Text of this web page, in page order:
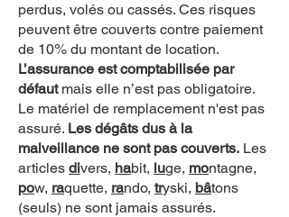
perdus, volés ou cassés. Ces risques
peuvent être couverts contre paiement
de 10% du montant de location.
L’assurance est comptabilisée par
défautmais elle n’est pas obligatoire.
Le matériel de remplacement n'est pas
assuré. Les dégâts dus à la
malveillance ne sont pas couverts. Les
articles divers, habit, luge, montagne,
pow, raquette, rando, tryski, bâtons
(seuls) ne sont jamais assurés.